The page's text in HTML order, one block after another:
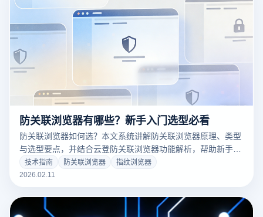
防关联浏览器有哪些？新手入门选型必看
防关联浏览器如何选？本文系统讲解防关联浏览器原理、类型
与选型要点，并结合云登防关联浏览器功能解析，帮助新手快
速搭建安全独立的多账号运营环境。
技术指南 防关联浏览器
指纹浏览器
2026.02.11